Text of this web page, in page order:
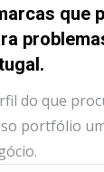
que
do que
portfólio